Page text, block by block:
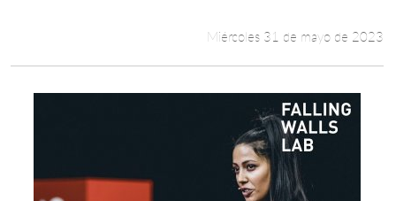
Miércoles 31 de mayo de 2023